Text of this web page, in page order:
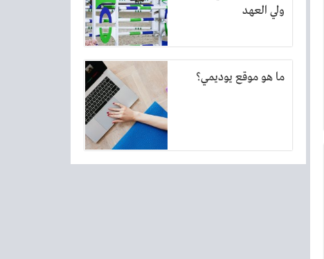
ولي العهد
ما هو موقع يوديمي؟